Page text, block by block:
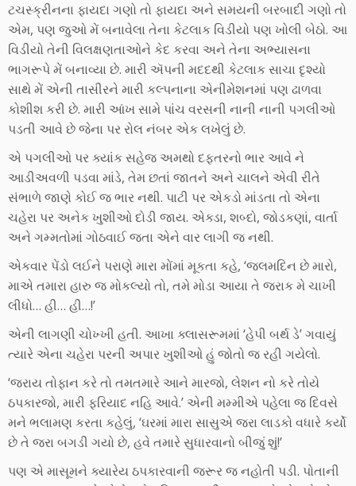
ટચસ્ક્રીનના ફાયદા ગણો તો ફાયદા અને સમયની બરબાદી ગણો તો
એમ, પણ જુઓ મેં બનાવેલા તેના કેટલાક વિડીયો પણ ખોલી બેઠો. આ
વિડીયો તેની વિલક્ષણતાઓને કેદ કરવા અને તેના અભ્યાસના
ભાગરૂપે મેં બનાવ્યા છે. મારી ઍપની મદદથી કેટલાક સાચા દૃશ્યો
સાથે મેં એની તાસીરને મારી કલ્પનાના એનીમેશનમાં પણ ઢાળવા
કોશીશ કરી છે. મારી આંખ સામે પાંચ વરસની નાની નાની પગલીઓ
પડતી આવે છે જેના પર રોલ નંબર એક લખેલું છે.
એ પગલીઓ પર ક્યાંક સહેજ અમથો દફતરનો ભાર આવે ને
આડીઅવળી પડવા માંડે, તેમ છતાં જાતને અને ચાલને એવી રીતે
સંભાળે જાણે કોઈ જ ભાર નથી. પાટી પર એકડો માંડતા તો એના
ચહેરા પર અનેક ખુશીઓ દોડી જાય. એક્ડા, શબ્દો, જોડકણાં, વાર્તા
અને ગમ્મતોમાં ગોઠવાઈ જતા એને વાર લાગી જ નથી.
એકવાર પેંડો લઈને પરાણે મારા મોંમાં મૂકતા કહે, ‘જલમદિન છે મારો,
માએ તમારા હારુ જ મોકલ્યો તો, તમે મોડા આયા તે જરાક મે ચાખી
લીધો… હી… હી…!’
એની લાગણી ચોખ્ખી હતી. આખા ક્લાસરૂમમાં ‘હેપી બર્થ ડે’ ગવાયું
ત્યારે એના ચહેરા પરની અપાર ખુશીઓ હું જોતો જ રહી ગયેલો.
‘જરાય તોફાન કરે તો તમતમારે આને મારજો, લેશન નો કરે તોયે
ઠપકારજો, મારી ફરિયાદ નહિ આવે.’ એની મમ્મીએ પહેલા જ દિવસે
મને ભલામણ કરતા કહેલું, ‘ઘરમાં મારા સાસુએ જરા લાડકો વધારે કર્યો
છે તે જરા બગડી ગયો છે, હવે તમારે સુધારવાનો બીજું શું!’
પણ એ માસૂમને ક્યારેય ઠપકારવાની જરૂર જ નહોતી પડી. પોતાની